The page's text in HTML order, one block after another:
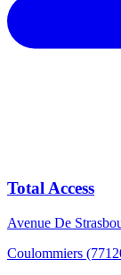
Total Access
Avenue De
Coulommiers